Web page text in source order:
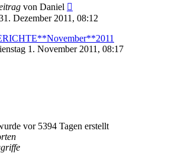
von Daniel
Dezember 2011, 08:12
1. November 2011, 08:17
vor 5394 Tagen erstellt